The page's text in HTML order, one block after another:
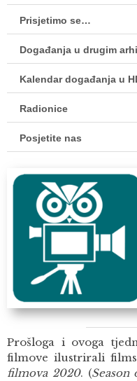
Prisjetimo se…
Događanja u drugim
Kalendar događanja u
Radionice
Posjetite nas
Prošloga i ovoga
filmove ilustrirali
filmova 2020. (